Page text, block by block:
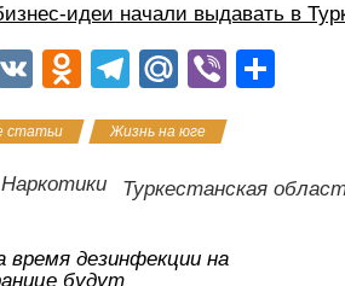
идеи начали выдавать в
V
O
n
o
a
T
e
gr
m
M
.R
u
Vi
а
статьи Жизнь на юге
Наркотики Туркестанская
время дезинфекции на
будут